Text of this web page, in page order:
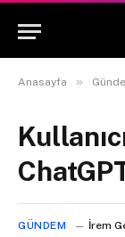
Anasayfa »
GÜNDEM İrem